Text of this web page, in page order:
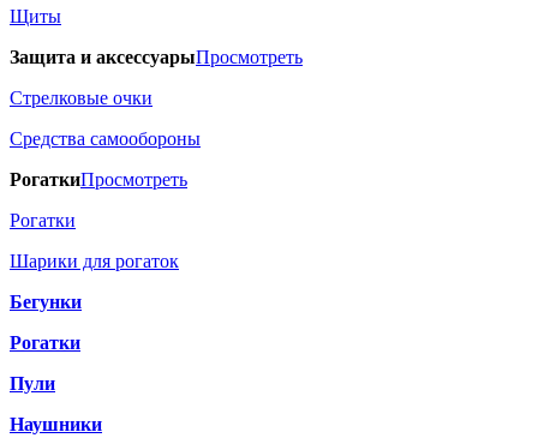
Щиты
Защита и аксессуарыПросмотреть
Стрелковые очки
Средства самообороны
РогаткиПросмотреть
Рогатки
Шарики для рогаток
Бегунки
Рогатки
Пули
Наушники